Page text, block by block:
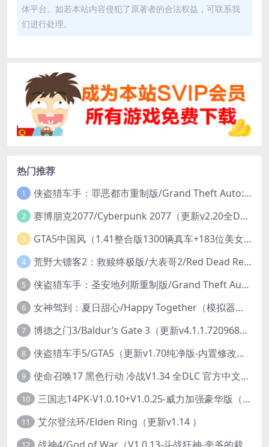
体平台。如若本站内容侵犯了原著者的合法权益，可联系我
们进行处理。
热门推荐
1 侠盗猎车手：罪恶都市重制版/Grand Theft Auto: Vice City – The Definitive Edition
2 赛博朋克2077/Cyberpunk 2077（更新v2.20全DLC）
3 GTA5中国风（1.41整合版1300辆真车+183位美女与英雄+200%存档）
4 荒野大镖客2：救赎终极版/大表哥2/Red Dead Redemption 2: Ultimate Edition（更新v1491.50终极版）
5 侠盗猎车手：圣安地列斯重制版/Grand Theft Auto: San Andreas – The Definitive Edition（更新v1.113.49697469）
6 女神驾到：夏日甜心/Happy Together（模拟器版-升级豪华终极珍藏版+全DLC）
7 博德之门3/Baldur’s Gate 3（更新v4.1.1.7209685）
8 侠盗猎车手5/GTA5（更新v1.70纯净版-内置修改器+通关存档）
9 使命召唤17 黑色行动 冷战V1.34 全DLC 官方中文版COD17
10 三国志14PK-V1.0.10+V1.0.25-威力加强豪华版（武将面容套装-全DLC+季票+特典+中文语音+编辑修改器）
11 艾尔登法环/Elden Ring（更新v1.14 ）
12